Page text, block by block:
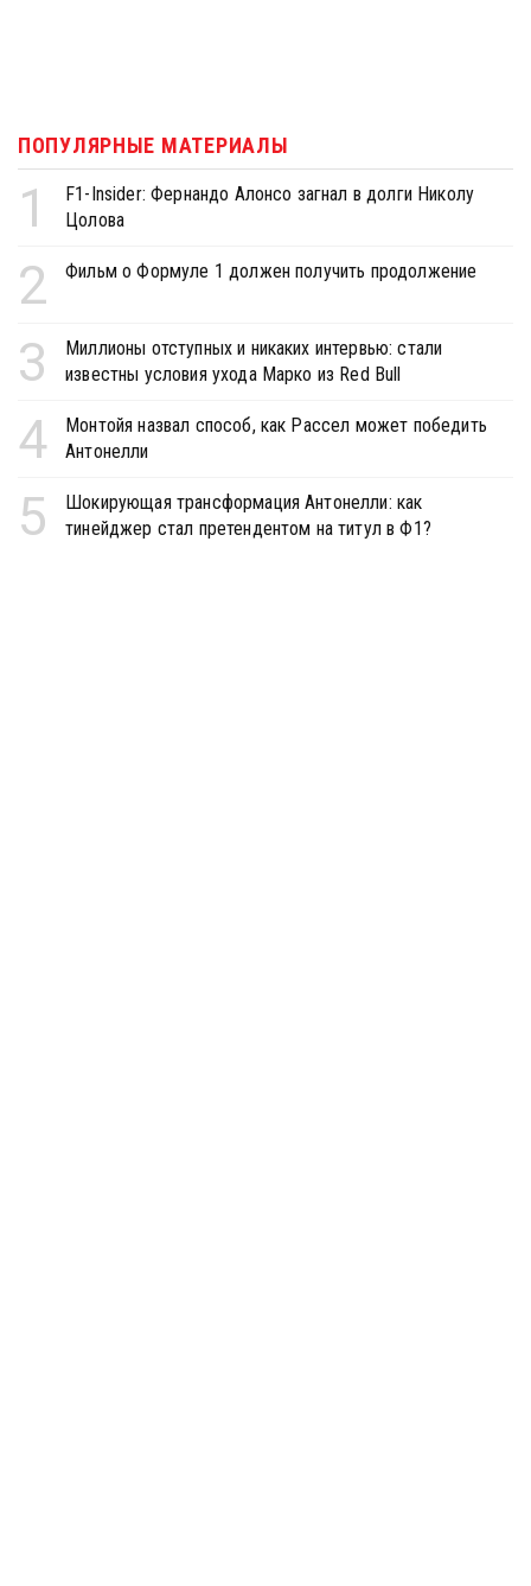
ПОПУЛЯРНЫЕ МАТЕРИАЛЫ
1
F1-Insider: Фернандо Алонсо загнал в долги Николу
Цолова
2 Фильм о Формуле 1 должен получить продолжение
3
Миллионы отступных и никаких интервью: стали
известны условия ухода Марко из Red Bull
4
Монтойя назвал способ, как Рассел может победить
Антонелли
5
Шокирующая трансформация Антонелли: как
тинейджер стал претендентом на титул в Ф1?